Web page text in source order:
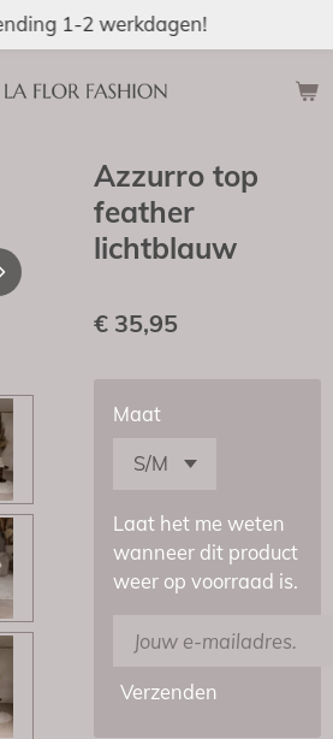
1-2 werkdagen!
Azzurro top
feather
lichtblauw
€ 35,95
Maat
Laat het me weten
wanneer dit product
weer op voorraad is.
Verzenden